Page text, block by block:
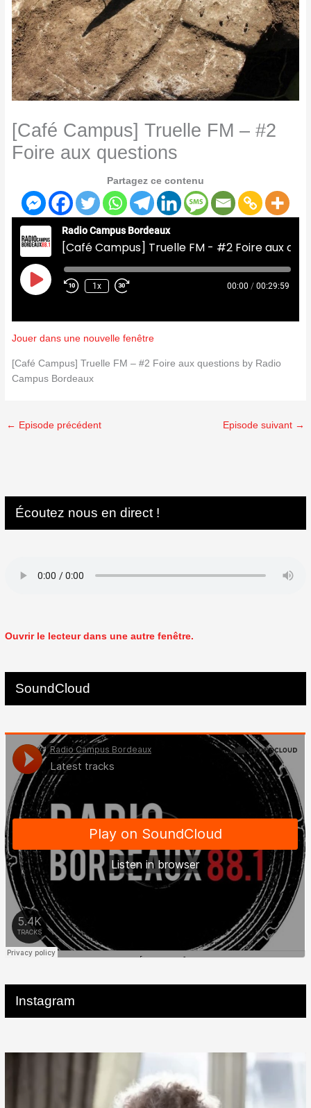
[Café Campus] Truelle FM – #2
Foire aux questions
Partagez ce contenu
Radio Campus Bordeaux
Play
Episode
1x 00:00 / 00:29:59
Jouer dans une nouvelle fenêtre
[Café Campus] Truelle FM – #2 Foire aux questions by Radio
Campus Bordeaux
← Episode précédent Episode suivant →
Écoutez nous en direct !
Ouvrir le lecteur dans une autre fenêtre.
SoundCloud
Instagram